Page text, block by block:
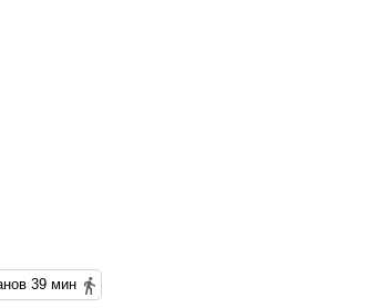
Проспект Ветеранов 39 мин